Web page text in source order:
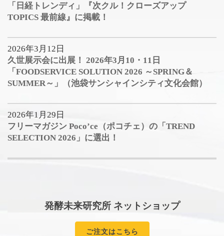
「日経トレンディ」『次クル！クローズアップ
TOPICS 最前線』に掲載！
2026年3月12日
久世展示会に出展！ 2026年3月10・11日
「FOODSERVICE SOLUTION 2026 ～SPRING＆
SUMMER～」（池袋サンシャインシティ文化会館）
2026年1月29日
フリーマガジン Poco’ce（ポコチェ）の「TREND
SELECTION 2026」に選出！
発酵未来研究所 ネットショップ
ご注文はこちら